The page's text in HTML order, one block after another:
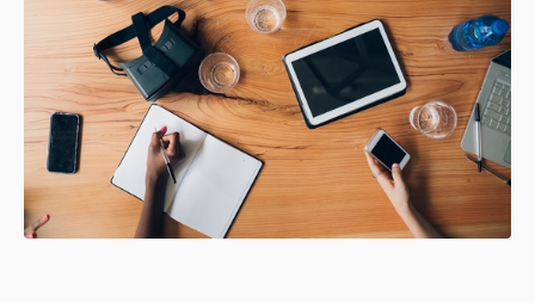
Préstamos
digitales
API
Administración
pago
Facturación
Gestión
Carrito
compras
Aplicación
de
comerciante
de
Fraudes
como
Servicio
Switch
como
Fintech
Operador
de
transporte
Gobierno
Recursos
Organización